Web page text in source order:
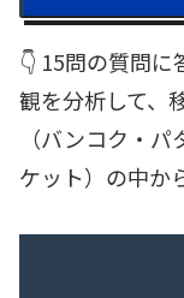
👇 15問の質問
観を分析して、
（バンコク・
ケット）の中か